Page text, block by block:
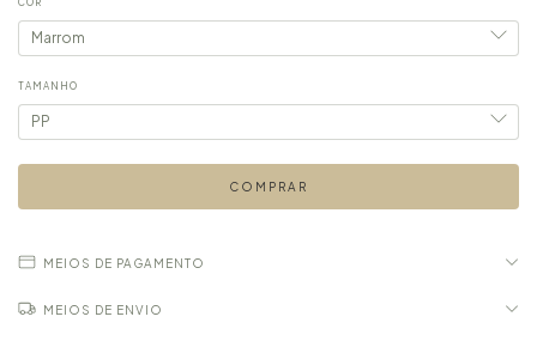
TAMANHO
MEIOS DE PAGAMENTO
MEIOS DE ENVIO